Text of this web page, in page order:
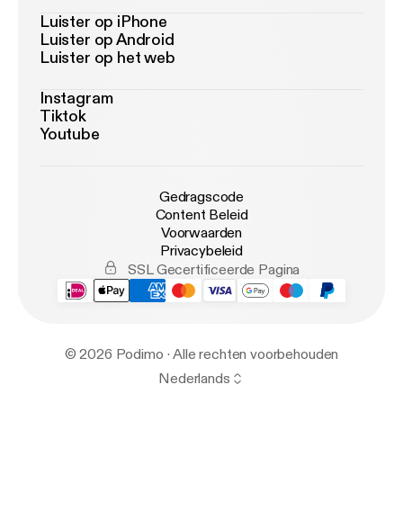
Luister op iPhone
Luister op Android
Luister op het web
Instagram
Tiktok
Youtube
Gedragscode
Content Beleid
Voorwaarden
Privacybeleid
SSL Gecertificeerde Pagina
© 2026 Podimo · Alle rechten voorbehouden
Nederlands